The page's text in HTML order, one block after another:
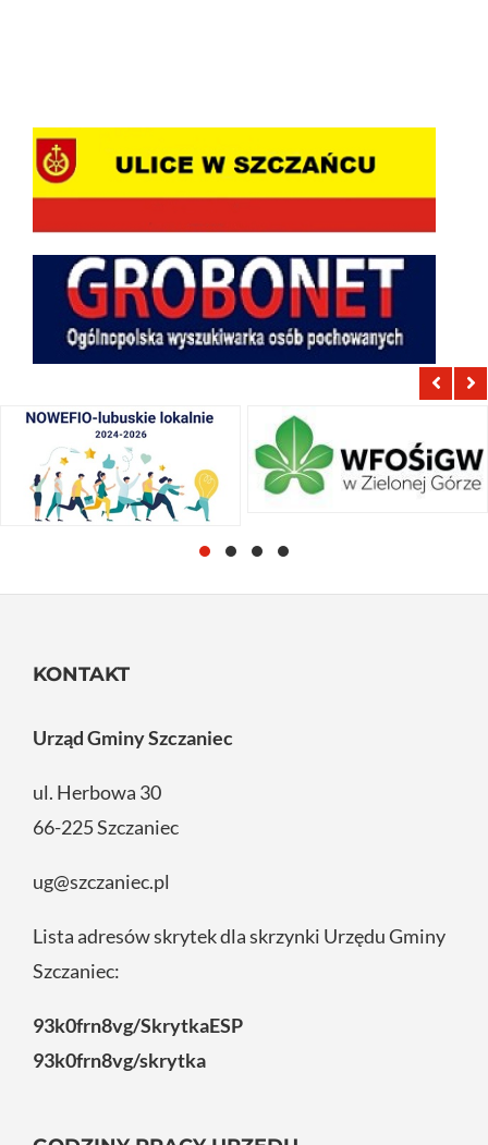
KONTAKT
Urząd Gminy Szczaniec
ul. Herbowa 30
66-225 Szczaniec
ug@szczaniec.pl
Lista adresów skrytek dla skrzynki Urzędu Gminy
Szczaniec:
93k0frn8vg/SkrytkaESP
93k0frn8vg/skrytka